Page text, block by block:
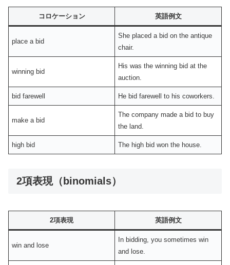
コロケーション 英語例文
place a bid
She placed a bid on the antique
chair.
winning bid
His was the winning bid at the
auction.
bid farewell He bid farewell to his coworkers.
make a bid
The company made a bid to buy
the land.
high bid The high bid won the house.
2項表現（binomials）
2項表現 英語例文
win and lose
In bidding, you sometimes win
and lose.